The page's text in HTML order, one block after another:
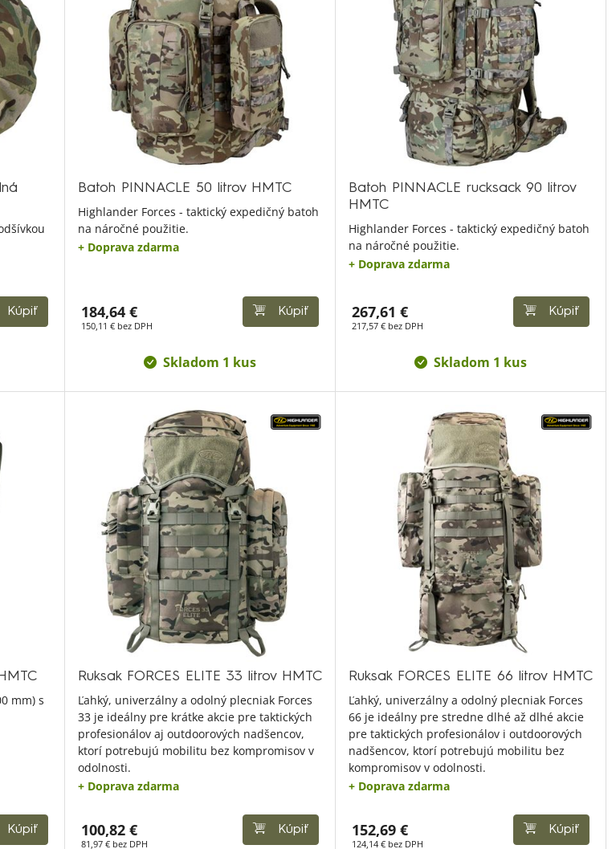
Kúpiť
Batoh PINNACLE 50 litrov HMTC
Highlander Forces - taktický expedičný batoh
na náročné použitie.
+ Doprava zdarma
184,64 €
150,11 € bez DPH
Kúpiť
Skladom 1 kus
Batoh PINNACLE rucksack 90 litrov
HMTC
Highlander Forces - taktický expedičný batoh
na náročné použitie.
+ Doprava zdarma
267,61 €
217,57 € bez DPH
Kúpiť
Skladom 1 kus
mm) s
Kúpiť
Ruksak FORCES ELITE 33 litrov HMTC
Ľahký, univerzálny a odolný plecniak Forces
33 je ideálny pre krátke akcie pre taktických
profesionálov aj outdoorových nadšencov,
ktorí potrebujú mobilitu bez kompromisov v
odolnosti.
+ Doprava zdarma
100,82 €
81,97 € bez DPH
Kúpiť
Ruksak FORCES ELITE 66 litrov HMTC
Ľahký, univerzálny a odolný plecniak Forces
66 je ideálny pre stredne dlhé až dlhé akcie
pre taktických profesionálov i outdoorových
nadšencov, ktorí potrebujú mobilitu bez
kompromisov v odolnosti.
+ Doprava zdarma
152,69 €
124,14 € bez DPH
Kúpiť